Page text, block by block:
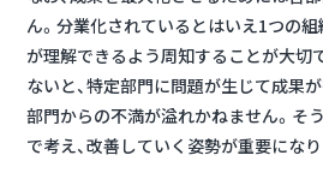
ん。 分業化されているとはいえ1つの組
が理解できるよう周知することが大切
ないと、特定部門に問題が生じて成果
部門からの不満が溢れかねません。そ
で考え、改善していく姿勢が重要になり